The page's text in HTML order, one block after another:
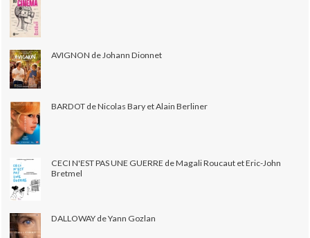
AVIGNON de Johann Dionnet
BARDOT de Nicolas Bary et Alain Berliner
CECI N'EST PAS UNE GUERRE de Magali Roucaut et Eric-John
Bretmel
DALLOWAY de Yann Gozlan